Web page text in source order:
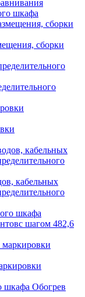
шкафа
сборки
кабельных
шкафа
шагом 482,6
Обогрев